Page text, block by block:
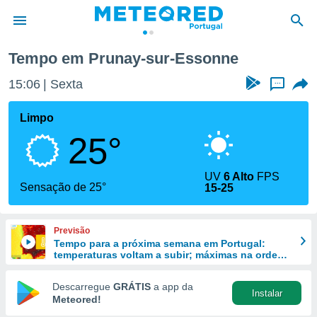
da
foi
fornecidas
a este
das
e
forma
digital
Tempo em Prunay-sur-Essonne
15:06 Sexta ...
Limpo
25°
Sensação de 25°
UV6 Alto FPS
15-25
Previsão
Tempo para a próxima semana em Portugal:
temperaturas voltam a subir; máximas na ordem
Descarregue GRÁTIS a app da
Meteored!
Instalar